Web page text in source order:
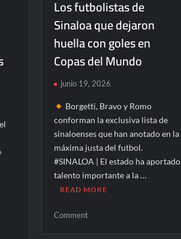
Los futbolistas de
Sinaloa que dejaron
huella con goles en
Copas del Mundo
junio 19, 2026
Borgetti, Bravo y Romo
conforman la exclusiva lista de
sinaloenses que han anotado en la
máxima justa del futbol.
#SINALOA | El estado ha aportado
talento importante a la …
READ MORE
Commenton